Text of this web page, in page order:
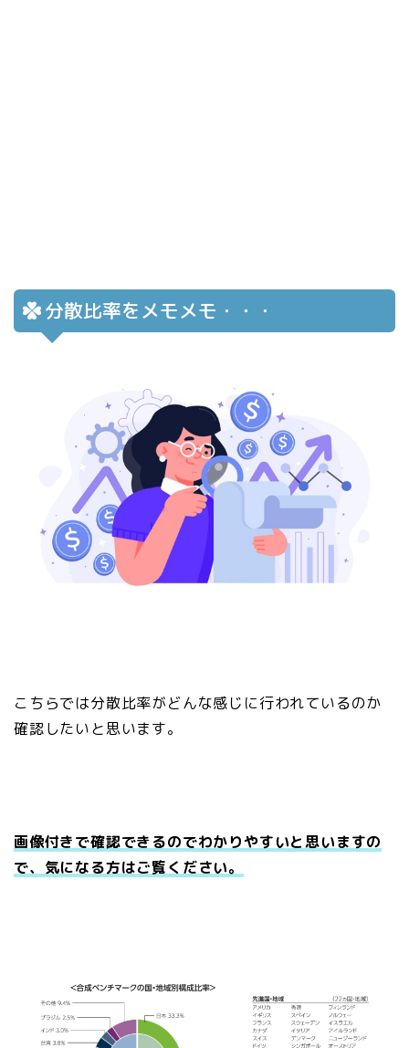
分散比率をメモメモ・・・
こちらでは分散比率がどんな感じに行われているのか
確認したいと思います。
画像付きで確認できるのでわかりやすいと思いますの
で、気になる方はご覧ください。